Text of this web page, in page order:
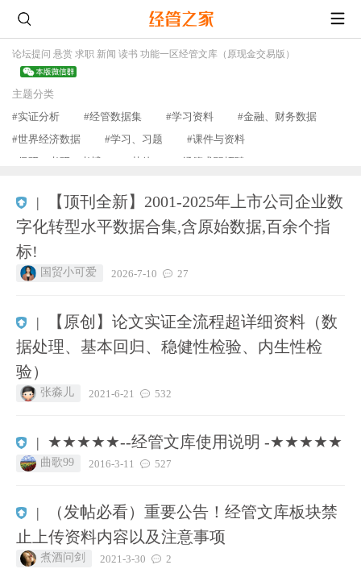
论坛提问 悬赏 求职 新闻 读书 功能一区经管文库（原现金交易版）
主题分类
#实证分析
#经管数据集 #学习资料
#金融、财务数据
#世界经济数据
#学习、习题
#课件与资料
#保研、考研、考博
#其他 #经管求职招聘
|
【顶刊全新】2001-2025年上市公司企业数
字化转型水平数据合集,含原始数据,百余个指
标!
国贸小可爱 2026-7-10 27
|
【原创】论文实证全流程超详细资料（数
据处理、基本回归、稳健性检验、内生性检
验）
张淼儿 2021-6-21 532
| ★★★★★--经管文库使用说明 -★★★★★
曲歌99 2016-3-11 527
|
（发帖必看）重要公告！经管文库板块禁
止上传资料内容以及注意事项
煮酒问剑 2021-3-30 2